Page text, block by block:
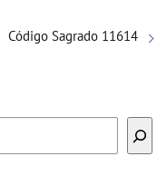
Código Sagrado 11614